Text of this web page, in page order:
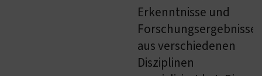
Erkenntnisse und
Forschungsergebnisse
aus verschiedenen
Disziplinen